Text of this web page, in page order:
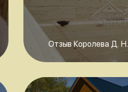
Отзыв Королева Д. Н.